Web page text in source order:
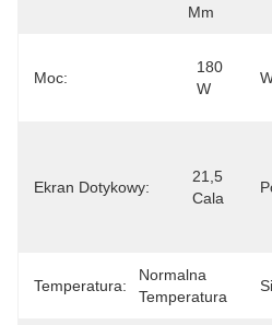
Mm
Moc:
180
W
Ekran Dotykowy:
21,5
Cala
Temperatura:
Normalna
Temperatura